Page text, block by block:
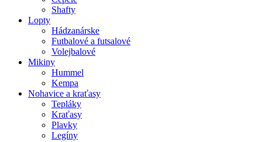
Shafty
Lopty
Hádzanárske
Futbalové a futsalové
Volejbalové
Mikiny
Hummel
Kempa
Nohavice a kraťasy
Tepláky
Kraťasy
Plavky
Legíny